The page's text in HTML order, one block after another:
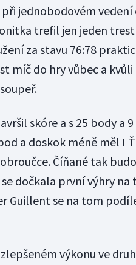
jednobodovém vedení
trefil jen jeden
za stavu 76:78
míč do hry vůbec a
skóre a s 25 body a
a doskok méně měl I
Číňané tak
dočkala první výhry
Guillent se na tom
výkonu ve